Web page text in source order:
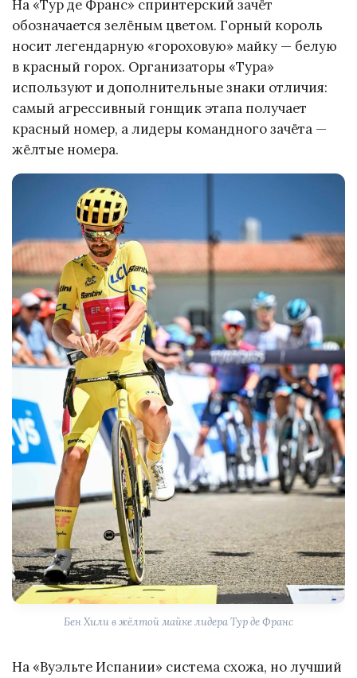
На «Тур де Франс» спринтерский зачёт
обозначается зелёным цветом. Горный король
носит легендарную «гороховую» майку — белую
в красный горох. Организаторы «Тура»
используют и дополнительные знаки отличия:
самый агрессивный гонщик этапа получает
красный номер, а лидеры командного зачёта —
жёлтые номера.
Бен Хили в жёлтой майке лидера Тур де Франс
На «Вуэльте Испании» система схожа, но лучший